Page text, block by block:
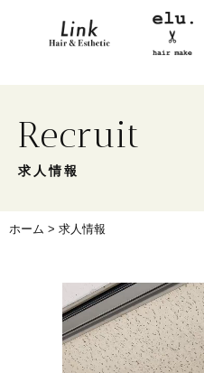
Recruit
求人情報
ホーム > 求人情報